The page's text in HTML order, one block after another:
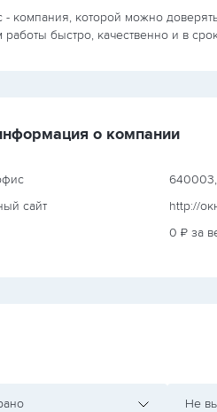
- компания, которой можно
быстро, качественно и в
о компании
640003,
сайт
http://
0 ₽ за
Не